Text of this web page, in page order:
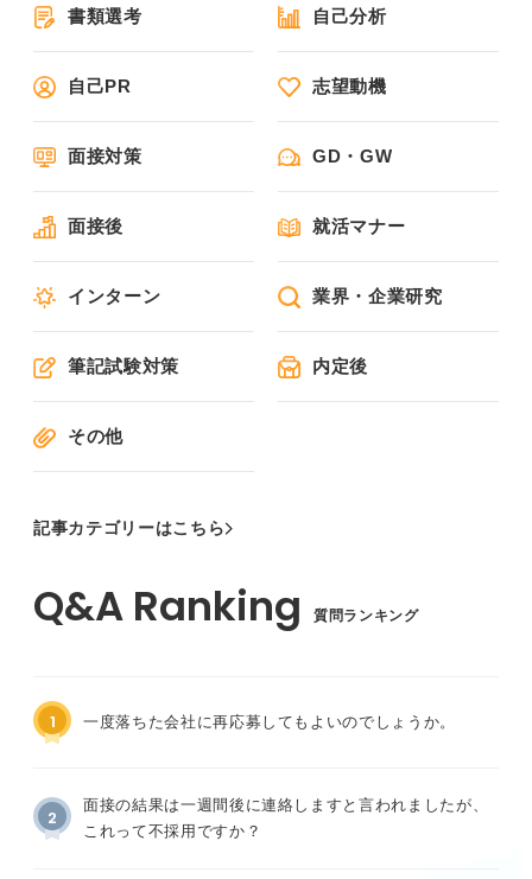
書類選考 自己分析
自己PR 志望動機
面接対策 GD・GW
面接後 就活マナー
インターン 業界・企業研究
筆記試験対策 内定後
その他
記事カテゴリーはこちら
質問ランキング
1 一度落ちた会社に再応募してもよいのでしょうか。
2
面接の結果は一週間後に連絡しますと言われましたが、
これって不採用ですか？